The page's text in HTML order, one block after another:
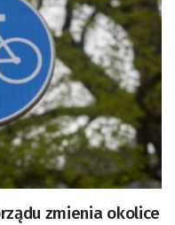
zmienia okolice